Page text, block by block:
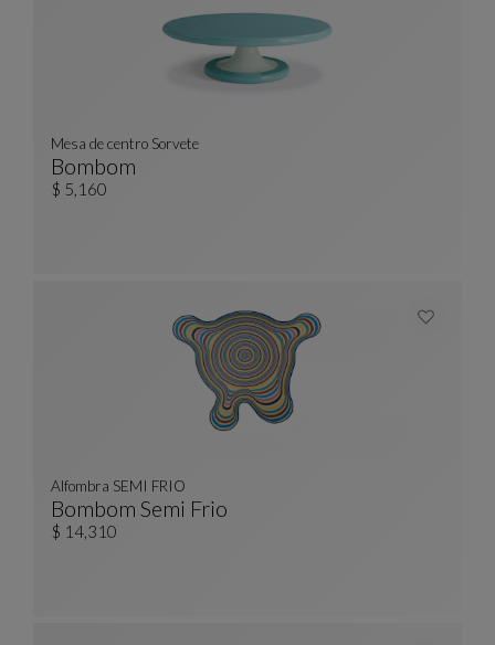
Bombom
Mesa De Centro Sorvete
Ver Descripción Completa
Mesa de centro Sorvete
$ 5,160
Bombom Semi Frio
Alfombra SEMI FRIO
Ver Descripción Completa
Alfombra SEMI FRIO
$ 14,310